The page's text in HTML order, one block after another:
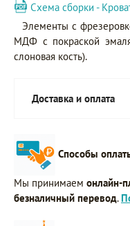
Схема сборки -
Элементы с
МДФ с покраской
слоновая кость).
Доставка и оплата
Способы
Мы принимаем онлайн-
безналичный перевод.